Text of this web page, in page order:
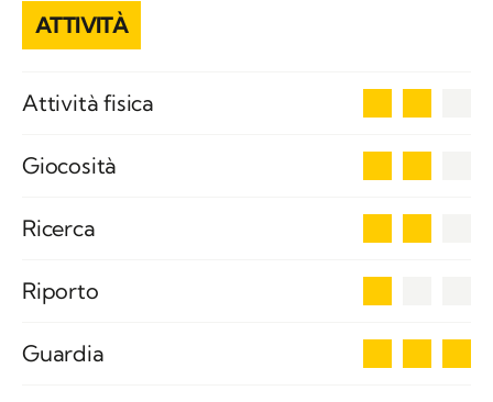
ATTIVITÀ
Attività fisica
Giocosità
Ricerca
Riporto
Guardia